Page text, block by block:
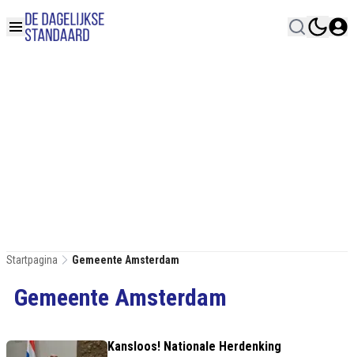
Startpagina Gemeente Amsterdam
Gemeente Amsterdam
Kansloos! Nationale Herdenking